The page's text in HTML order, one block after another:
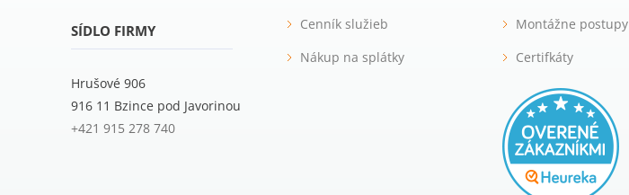
SÍDLO FIRMY
Hrušové 906
916 11 Bzince pod Javorinou
+421 915 278 740
Cenník služieb
Nákup na splátky
Montážne postupy
Certifkáty